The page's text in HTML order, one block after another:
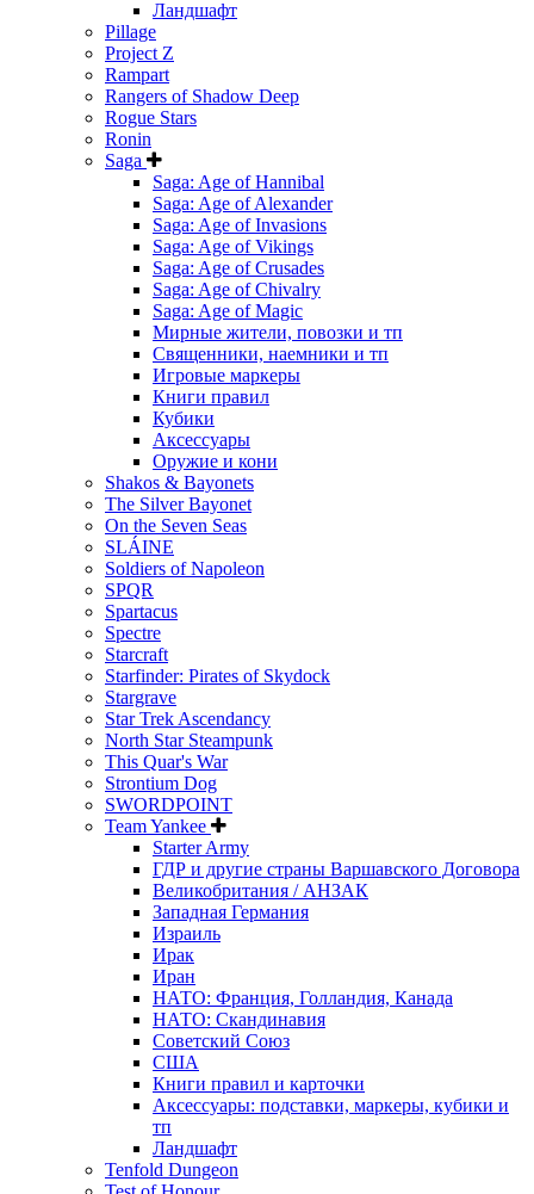
Ландшафт
Pillage
Project Z
Rampart
Rangers of Shadow Deep
Rogue Stars
Ronin
Saga
Saga: Age of Hannibal
Saga: Age of Alexander
Saga: Age of Invasions
Saga: Age of Vikings
Saga: Age of Crusades
Saga: Age of Chivalry
Saga: Age of Magic
Мирные жители, повозки и тп
Священники, наемники и тп
Игровые маркеры
Книги правил
Кубики
Аксессуары
Оружие и кони
Shakos & Bayonets
The Silver Bayonet
On the Seven Seas
SLÁINE
Soldiers of Napoleon
SPQR
Spartacus
Spectre
Starcraft
Starfinder: Pirates of Skydock
Stargrave
Star Trek Ascendancy
North Star Steampunk
This Quar's War
Strontium Dog
SWORDPOINT
Team Yankee
Starter Army
ГДР и другие страны Варшавского Договора
Великобритания / АНЗАК
Западная Германия
Израиль
Ирак
Иран
НАТО: Франция, Голландия, Канада
НАТО: Скандинавия
Советский Союз
США
Книги правил и карточки
Аксессуары: подставки, маркеры, кубики и
тп
Ландшафт
Tenfold Dungeon